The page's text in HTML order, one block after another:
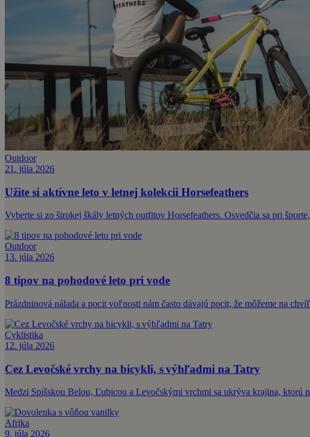
Outdoor
21. júla 2026
Užite si aktívne leto v letnej kolekcii Horsefeathers
Vyberte si zo širokej škály letných outfitov Horsefeathers. Osvedčia sa pri
Outdoor
13. júla 2026
8 tipov na pohodové leto pri vode
Prázdninová nálada a pocit voľnosti nám často dávajú pocit, že môžeme na
Cyklistika
12. júla 2026
Cez Levočské vrchy na bicykli, s výhľadmi na Tatry
Medzi Spišskou Belou, Ľubicou a Levočskými vrchmi sa ukrýva krajina, ktorú
Afrika
9. júla 2026